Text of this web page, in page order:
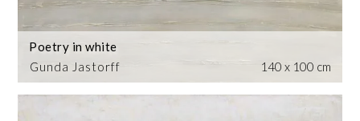
Gunda Jastorff
Poetry in white
140 x 100 cm